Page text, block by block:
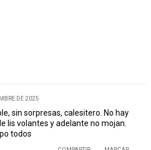
DE 2025
sin sorpresas, calesitero. No hay
lis volantes y adelante no mojan.
todos